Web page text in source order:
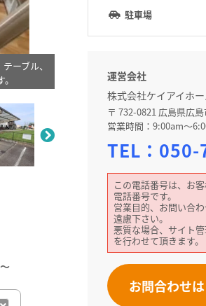
ーブル、
駐車場
運営会社
株式会社ケイアイホ
〒 732-0821 広島県広
営業時間：9:00am～
TEL： 050-
この電話番号は、お
電話番号です。
営業目的、お問い合
遠慮下さい。
悪質な場合、サイト
を行わせて頂きます。
お問合わせは